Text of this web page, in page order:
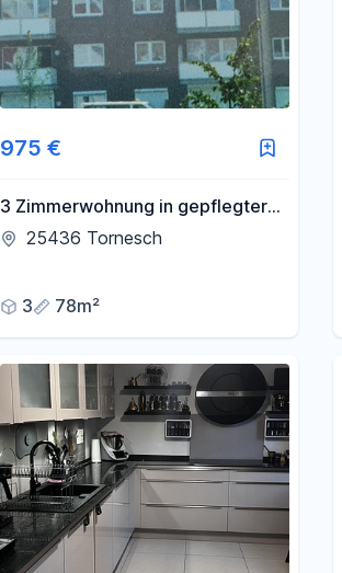
975 €
3 Zimmerwohnung in gepflegter
Wohnanlage
25436 Tornesch
3 78m²